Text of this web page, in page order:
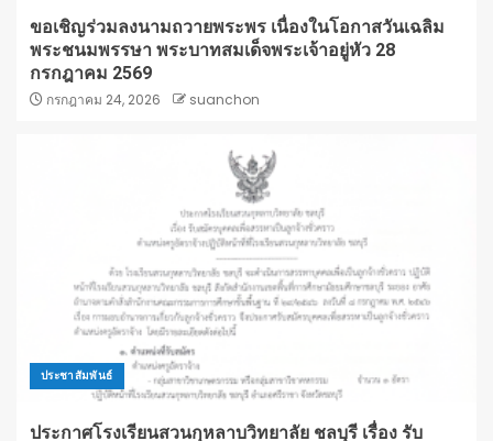
ขอเชิญร่วมลงนามถวายพระพร เนื่องในโอกาสวันเฉลิม
พระชนมพรรษา พระบาทสมเด็จพระเจ้าอยู่หัว 28
กรกฎาคม 2569
กรกฎาคม 24, 2026 suanchon
ประชาสัมพันธ์
ประกาศโรงเรียนสวนกุหลาบวิทยาลัย ชลบุรี เรื่อง รับ